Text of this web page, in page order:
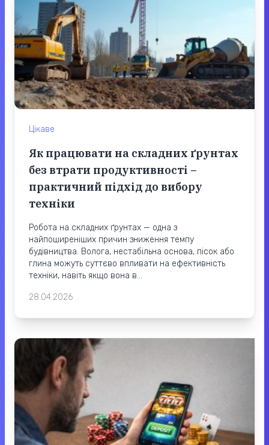
Цікаве
Як працювати на складних ґрунтах
без втрати продуктивності –
практичний підхід до вибору
техніки
Робота на складних ґрунтах — одна з
найпоширеніших причин зниження темпу
будівництва. Волога, нестабільна основа, пісок або
глина можуть суттєво впливати на ефективність
техніки, навіть якщо вона в...
28.04.2026